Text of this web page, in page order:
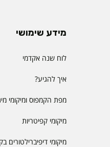
מידע שימושי
לוח שנה אקדמי
איך להגיע?
מפת הקמפוס ומיקומי
מיקומי קפיטריות
מיקומי דיפיברילטורים